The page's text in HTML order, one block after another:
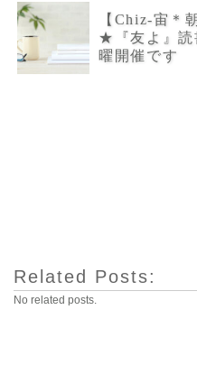
【Chiz-宙＊
★『友よ』
曜開催です
Related Posts:
No related posts.